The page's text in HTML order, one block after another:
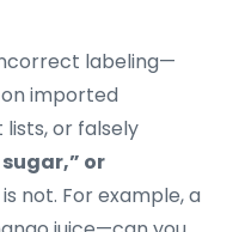
labeling—
imported
or falsely
or
not. For example, a